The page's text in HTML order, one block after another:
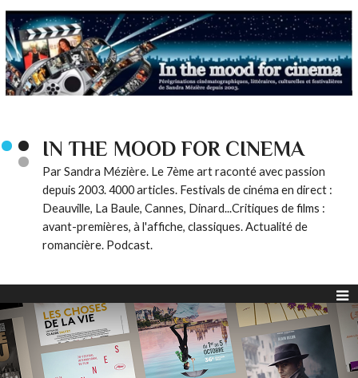
IN THE MOOD FOR CINEMA
Par Sandra Mézière. Le 7ème art raconté avec passion
depuis 2003. 4000 articles. Festivals de cinéma en direct :
Deauville, La Baule, Cannes, Dinard...Critiques de films :
avant-premières, à l'affiche, classiques. Actualité de
romancière. Podcast.